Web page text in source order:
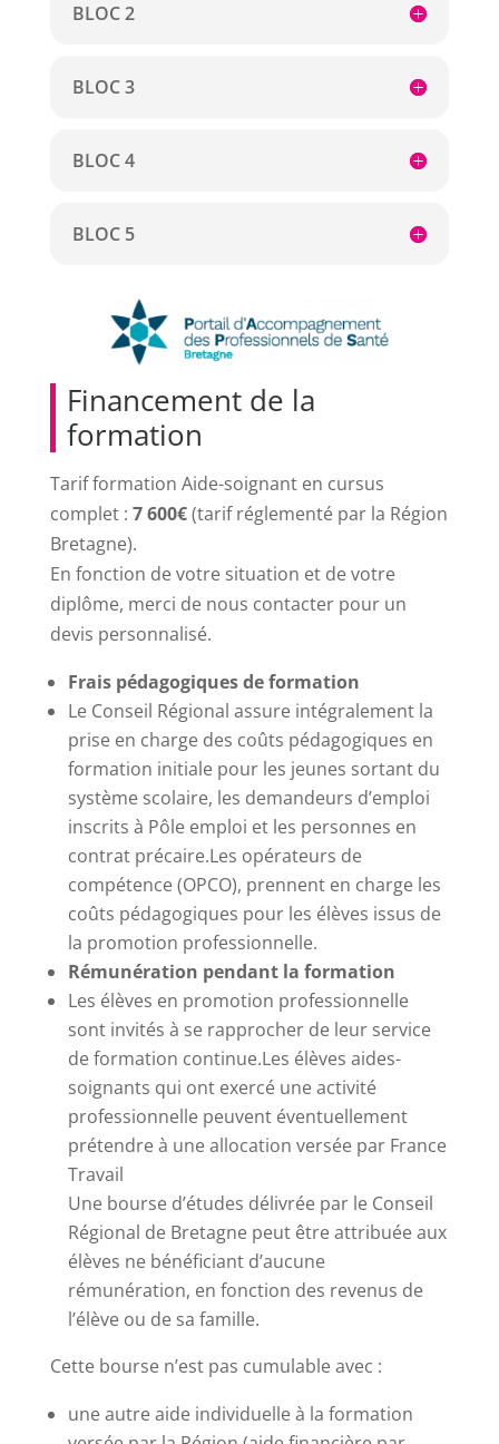
BLOC 2
BLOC 3
BLOC 4
BLOC 5
Financement de la
formation
Tarif formation Aide-soignant en cursus
complet : 7 600€(tarif réglementé par la Région
Bretagne).
En fonction de votre situation et de votre
diplôme, merci de nous contacter pour un
devis personnalisé.
Frais pédagogiques de formation
Le Conseil Régional assure intégralement la
prise en charge des coûts pédagogiques en
formation initiale pour les jeunes sortant du
système scolaire, les demandeurs d’emploi
inscrits à Pôle emploi et les personnes en
contrat précaire.Les opérateurs de
compétence (OPCO), prennent en charge les
coûts pédagogiques pour les élèves issus de
la promotion professionnelle.
Rémunération pendant la formation
Les élèves en promotion professionnelle
sont invités à se rapprocher de leur service
de formation continue.Les élèves aides-
soignants qui ont exercé une activité
professionnelle peuvent éventuellement
prétendre à une allocation versée par France
Travail
Une bourse d’études délivrée par le Conseil
Régional de Bretagne peut être attribuée aux
élèves ne bénéficiant d’aucune
rémunération, en fonction des revenus de
l’élève ou de sa famille.
Cette bourse n’est pas cumulable avec :
une autre aide individuelle à la formation